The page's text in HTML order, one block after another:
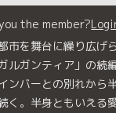
the member?
市を舞台に繰り広げ
ルガンティア」の続
ンバーとの別れから
く。半身ともいえる